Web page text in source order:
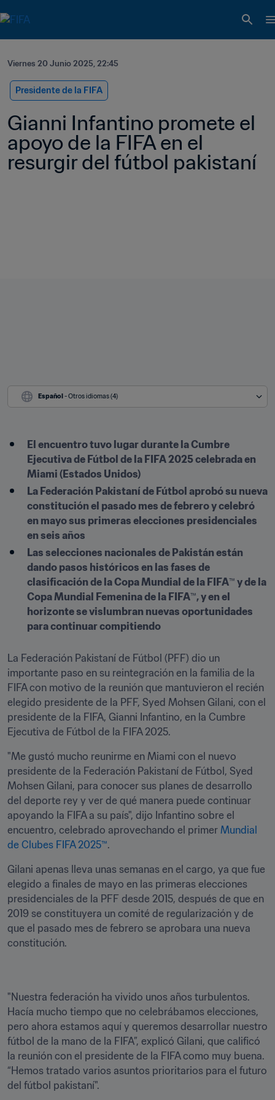
Viernes 20 Junio 2025, 22:45
Presidente de la FIFA
Gianni Infantino promete el
apoyo de la FIFA en el
resurgir del fútbol pakistaní
Español - Otros idiomas (4)
El encuentro tuvo lugar durante la Cumbre
Ejecutiva de Fútbol de la FIFA 2025 celebrada en
Miami (Estados Unidos)
La Federación Pakistaní de Fútbol aprobó su nueva
constitución el pasado mes de febrero y celebró
en mayo sus primeras elecciones presidenciales
en seis años
Las selecciones nacionales de Pakistán están
dando pasos históricos en las fases de
clasificación de la Copa Mundial de la FIFA™ y de la
Copa Mundial Femenina de la FIFA™, y en el
horizonte se vislumbran nuevas oportunidades
para continuar compitiendo
La Federación Pakistaní de Fútbol (PFF) dio un
importante paso en su reintegración en la familia de la
FIFA con motivo de la reunión que mantuvieron el recién
elegido presidente de la PFF, Syed Mohsen Gilani, con el
presidente de la FIFA, Gianni Infantino, en la Cumbre
Ejecutiva de Fútbol de la FIFA 2025.
"Me gustó mucho reunirme en Miami con el nuevo
presidente de la Federación Pakistaní de Fútbol, Syed
Mohsen Gilani, para conocer sus planes de desarrollo
del deporte rey y ver de qué manera puede continuar
apoyando la FIFA a su país", dijo Infantino sobre el
encuentro, celebrado aprovechando el primer Mundial
de Clubes FIFA 2025™.
Gilani apenas lleva unas semanas en el cargo, ya que fue
elegido a finales de mayo en las primeras elecciones
presidenciales de la PFF desde 2015, después de que en
2019 se constituyera un comité de regularización y de
que el pasado mes de febrero se aprobara una nueva
constitución.
"Nuestra federación ha vivido unos años turbulentos.
Hacía mucho tiempo que no celebrábamos elecciones,
pero ahora estamos aquí y queremos desarrollar nuestro
fútbol de la mano de la FIFA”, explicó Gilani, que calificó
la reunión con el presidente de la FIFA como muy buena.
“Hemos tratado varios asuntos prioritarios para el futuro
del fútbol pakistaní".